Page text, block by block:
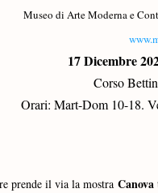
Museo di Arte Moderna e
17 Dicembre
Corso
Orari: Mart-Dom 10-18.
prende il via la mostra Canova